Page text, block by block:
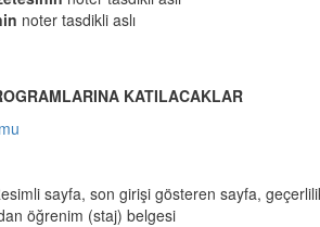
noter tasdikli aslı
KATILACAKLAR
sayfa, son girişi gösteren sayfa,
öğrenim (staj) belgesi